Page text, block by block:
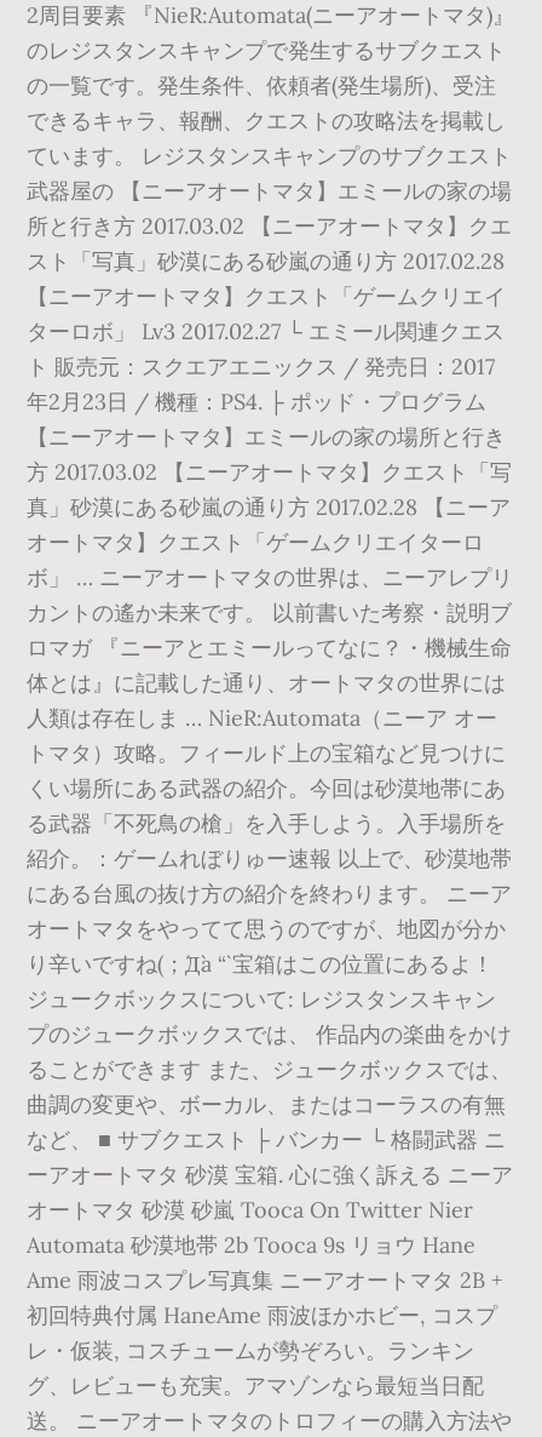
2周目要素 『NieR:Automata(ニーアオートマタ)』
のレジスタンスキャンプで発生するサブクエスト
の一覧です。発生条件、依頼者(発生場所)、受注
できるキャラ、報酬、クエストの攻略法を掲載し
ています。 レジスタンスキャンプのサブクエスト
武器屋の 【ニーアオートマタ】エミールの家の場
所と行き方 2017.03.02 【ニーアオートマタ】クエ
スト「写真」砂漠にある砂嵐の通り方 2017.02.28
【ニーアオートマタ】クエスト「ゲームクリエイ
ターロボ」 Lv3 2017.02.27 └ エミール関連クエス
ト 販売元：スクエアエニックス / 発売日：2017
年2月23日 / 機種：PS4. ├ ポッド・プログラム
【ニーアオートマタ】エミールの家の場所と行き
方 2017.03.02 【ニーアオートマタ】クエスト「写
真」砂漠にある砂嵐の通り方 2017.02.28 【ニーア
オートマタ】クエスト「ゲームクリエイターロ
ボ」 … ニーアオートマタの世界は、ニーアレプリ
カントの遙か未来です。 以前書いた考察・説明ブ
ロマガ 『ニーアとエミールってなに？・機械生命
体とは』に記載した通り、オートマタの世界には
人類は存在しま … NieR:Automata（ニーア オー
トマタ）攻略。フィールド上の宝箱など見つけに
くい場所にある武器の紹介。今回は砂漠地帯にあ
る武器「不死鳥の槍」を入手しよう。入手場所を
紹介。：ゲームれぼりゅー速報 以上で、砂漠地帯
にある台風の抜け方の紹介を終わります。 ニーア
オートマタをやってて思うのですが、地図が分か
り辛いですね(；´Д`a “` 宝箱はこの位置にあるよ！
ジュークボックスについて: レジスタンスキャン
プのジュークボックスでは、 作品内の楽曲をかけ
ることができます また、ジュークボックスでは、
曲調の変更や、ボーカル、またはコーラスの有無
など、 ■ サブクエスト ├ バンカー └ 格闘武器 ニ
ーアオートマタ 砂漠 宝箱. 心に強く訴える ニーア
オートマタ 砂漠 砂嵐 Tooca On Twitter Nier
Automata 砂漠地帯 2b Tooca 9s リョウ Hane
Ame 雨波コスプレ写真集 ニーアオートマタ 2B +
初回特典付属 HaneAme 雨波ほかホビー, コスプ
レ・仮装, コスチュームが勢ぞろい。ランキン
グ、レビューも充実。アマゾンなら最短当日配
送。 ニーアオートマタのトロフィーの購入方法や